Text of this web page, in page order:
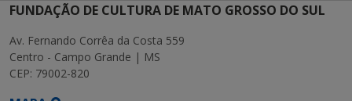
FUNDAÇÃO DE CULTURA DE MATO GROSSO DO SUL
Av. Fernando Corrêa da Costa 559
Centro - Campo Grande | MS
CEP: 79002-820